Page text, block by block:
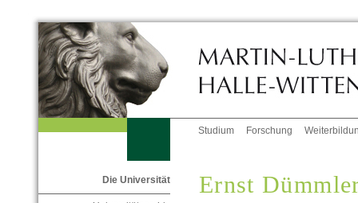
Studium Forschung
Die Universität Ernst